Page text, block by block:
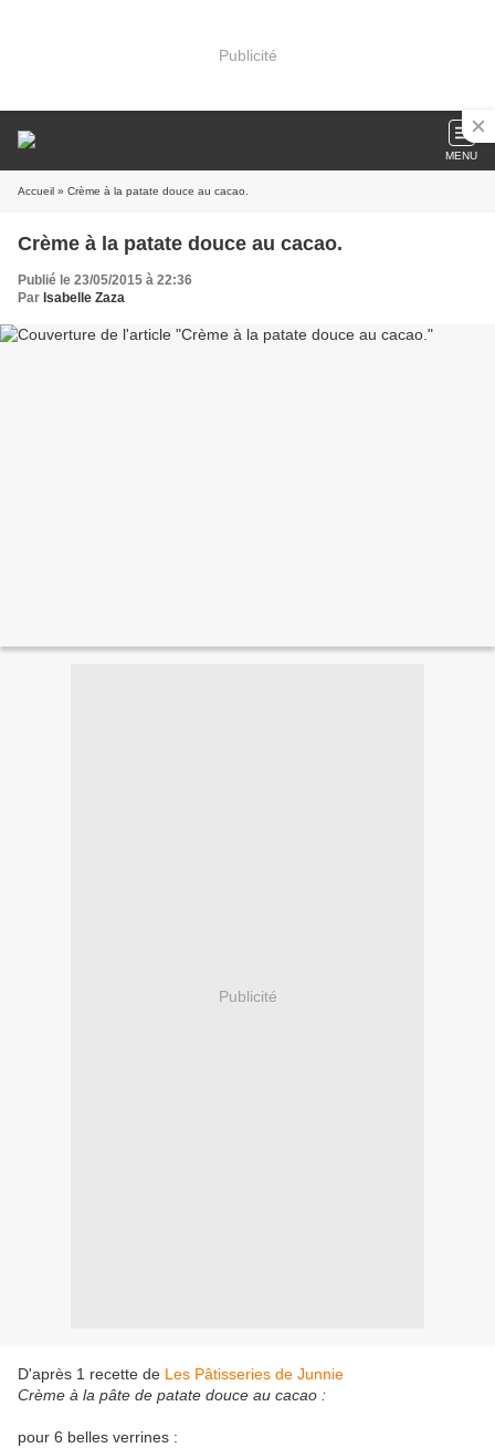
Publicité
MENU
Accueil » Crème à la patate douce au cacao.
Crème à la patate douce au cacao.
Publié le 23/05/2015 à 22:36
Par Isabelle Zaza
Publicité
D'après 1 recette de Les Pâtisseries de Junnie
Crème à la pâte de patate douce au cacao :
pour 6 belles verrines :